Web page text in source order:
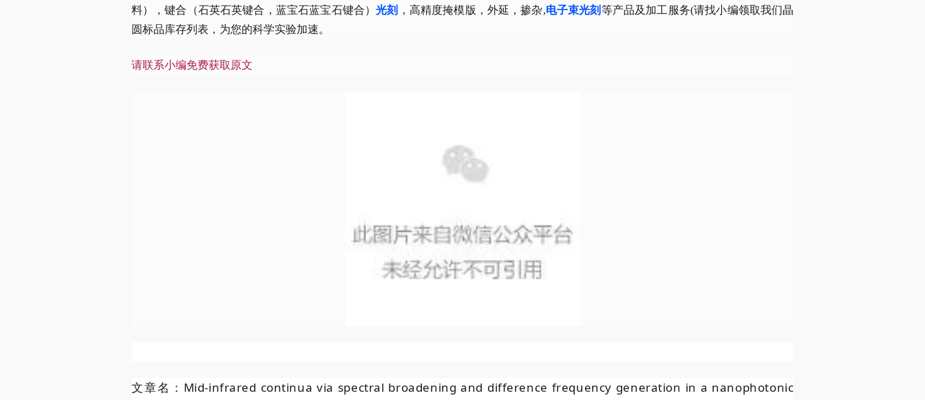
料），键合（石英石英键合，蓝宝石蓝宝石键合）光刻 ，高精度掩模版，外延，掺杂,电子束光刻 等产品及加工服务(请找小编领取我们晶
圆标品库存列表，为您的科学实验加速。
请联系小编免费获取原文
文章名：Mid-infrared continua via spectral broadening and difference frequency generation in a nanophotonic